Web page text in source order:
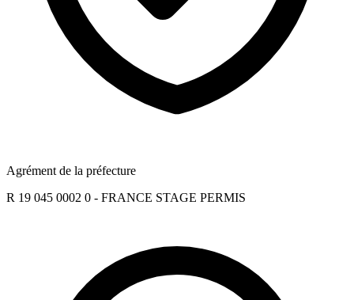
Agrément de la préfecture
R 19 045 0002 0 - FRANCE STAGE PERMIS